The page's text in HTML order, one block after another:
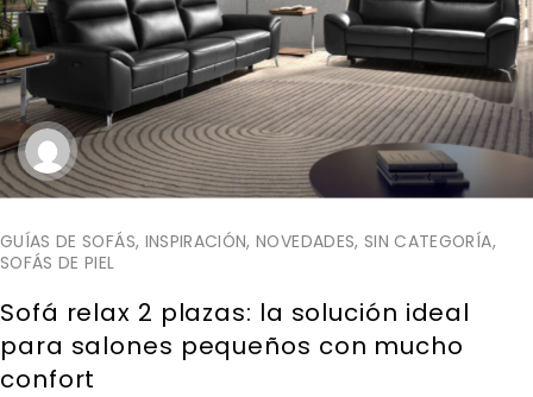
GUÍAS DE SOFÁS, INSPIRACIÓN,NOVEDADES, SIN CATEGORÍA,
SOFÁS DE PIEL
Sofá relax 2 plazas: la solución ideal
para salones pequeños con mucho
confort